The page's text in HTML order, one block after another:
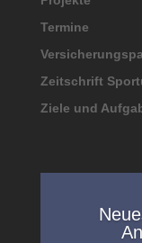
Termine
Zeitschrift
Ziele und